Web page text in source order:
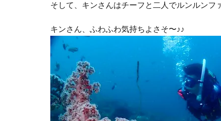
そして、キンさんはチーフと二人でルンルンフ
キンさん、ふわふわ気持ちよさそ〜♪♪